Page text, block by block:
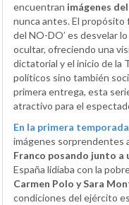
encuentran imágenes
nunca antes. El propósito
del NO-DO’ es desvelar
ocultar, ofreciendo una
dictatorial y el inicio de la
políticos sino también
primera entrega, esta
atractivo para el
En la primera temporada
imágenes sorprendentes
Franco posando junto a
España lidiaba con la
Carmen Polo y Sara
condiciones del ejército